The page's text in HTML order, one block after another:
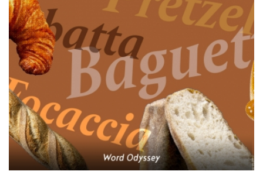
ค้นหา
SHARE TWEET LINE EMAIL